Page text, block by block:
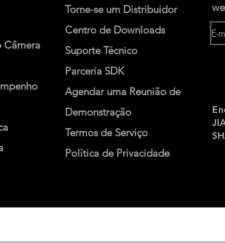
Câmera
Torne-se um Distribuidor
Centro de Downloads
Suporte Técnico
Parceria SDK
Agendar uma Reunião de
Demonstração
Termos de Serviço
Política de Privacidade